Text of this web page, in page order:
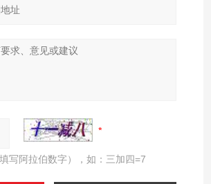
写阿拉伯数字），如：三加四=7